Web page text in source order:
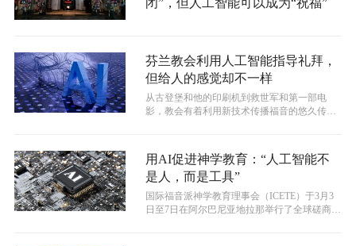
芬兰教会利用人工智能指导礼拜，
但给人的感觉却不一样
从古登堡和他的印刷机到救世军和第一部电
影，教会有着利用新技术传播福音的悠久传
用AI促进神学教育：“人工智能不
是人，而是工具”
国际福音派神学教育理事会（ICETE）于3月3
日至7日在阿尔巴尼亚地拉那举行了全球磋商会